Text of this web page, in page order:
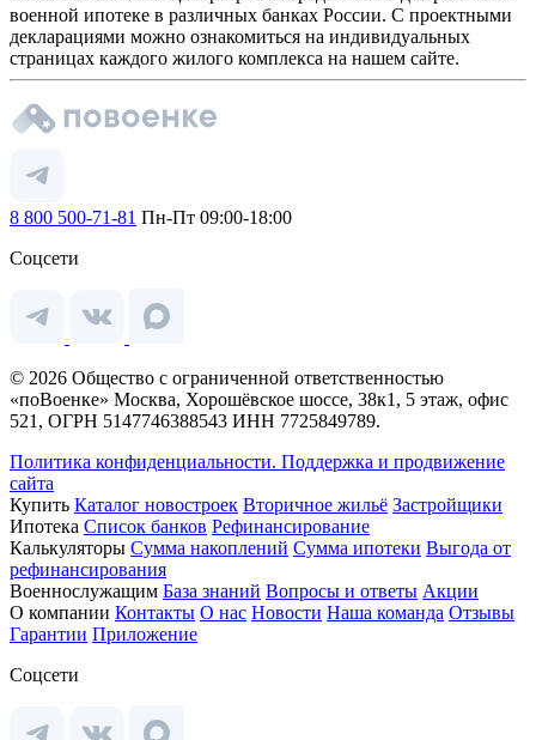
военной ипотеке в различных банках России. С проектными
декларациями можно ознакомиться на индивидуальных
страницах каждого жилого комплекса на нашем сайте.
8 800 500-71-81 Пн-Пт 09:00-18:00
Соцсети
© 2026 Общество с ограниченной ответственностью
«поВоенке» Москва, Хорошёвское шоссе, 38к1, 5 этаж, офис
521, ОГРН 5147746388543 ИНН 7725849789.
Политика конфиденциальности. Поддержка и продвижение
сайта
Купить Каталог новостроек Вторичное жильё Застройщики
Ипотека Список банков Рефинансирование
Калькуляторы Сумма накоплений Сумма ипотеки Выгода от
рефинансирования
Военнослужащим База знаний Вопросы и ответы Акции
О компании Контакты О нас Новости Наша команда Отзывы
Гарантии Приложение
Соцсети